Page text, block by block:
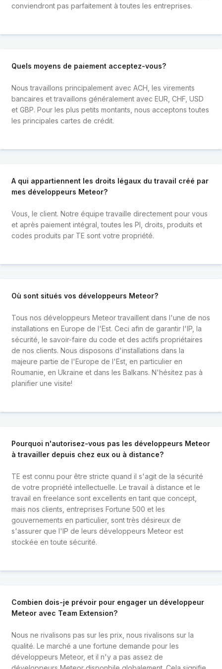
conviendront pas parfaitement à toutes les entreprises.
Quels moyens de paiement acceptez-vous?
Nous travaillons principalement avec ACH, les virements
bancaires et travaillons généralement avec EUR, CHF, USD
et GBP. Pour les plus petits montants, nous acceptons toutes
les principales cartes de crédit.
A qui appartiennent les droits légaux du travail créé par
mes développeurs Meteor?
Vous, le client. Notre équipe travaille directement pour vous
et après paiement intégral, toutes les PI, droits, produits et
codes produits par TE sont votre propriété.
Où sont situés vos développeurs Meteor?
Tous nos développeurs Meteor travaillent dans l'une de nos
installations en Europe de l'Est. Ceci afin de garantir l'IP, la
sécurité, le savoir-faire du code et des actifs propriétaires
de nos clients. Nous disposons d'installations dans la
majeure partie de l'Europe de l'Est, en particulier en
Roumanie, en Ukraine et dans les Balkans. N'hésitez pas à
planifier une visite!
Pourquoi n'autorisez-vous pas les développeurs Meteor
à travailler depuis chez eux ou à distance?
TE est connu pour être stricte quand il s'agit de la sécurité
de votre propriété intellectuelle. Le travail à distance et le
travail en freelance sont excellents en tant que concept,
mais nos clients, entreprises Fortune 500 et les
gouvernements en particulier, sont très désireux de
s'assurer que l'IP de leurs développeurs Meteor est
stockée en toute sécurité.
Combien dois-je prévoir pour engager un développeur
Meteor avec Team Extension?
Nous ne rivalisons pas sur les prix, nous rivalisons sur la
qualité. Le marché a une fortune demande pour les
développeurs Meteor, et il n'y a pas assez de